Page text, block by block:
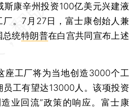
斯康辛州投资100亿美元兴建液
厂。7月27日，富士康创始人兼
总统特朗普在白宫共同宣布上述
工厂将为当地创造3000个工
员工有望达13000人。该项投资
业回流”政策的响应。富士康